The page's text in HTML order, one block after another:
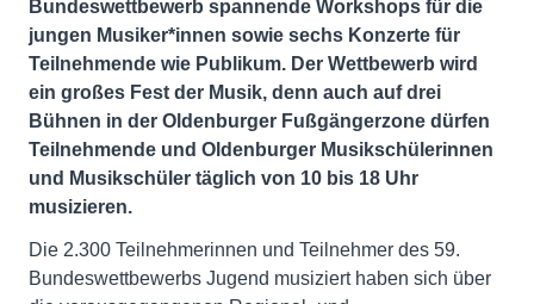
Bundeswettbewerb spannende Workshops für die
jungen Musiker*innen sowie sechs Konzerte für
Teilnehmende wie Publikum. Der Wettbewerb wird
ein großes Fest der Musik, denn auch auf drei
Bühnen in der Oldenburger Fußgängerzone dürfen
Teilnehmende und Oldenburger Musikschülerinnen
und Musikschüler täglich von 10 bis 18 Uhr
musizieren.
Die 2.300 Teilnehmerinnen und Teilnehmer des 59.
Bundeswettbewerbs Jugend musiziert haben sich über